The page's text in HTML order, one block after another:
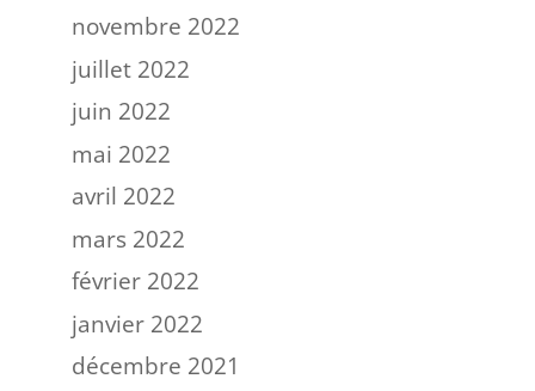
novembre 2022
juillet 2022
juin 2022
mai 2022
avril 2022
mars 2022
février 2022
janvier 2022
décembre 2021